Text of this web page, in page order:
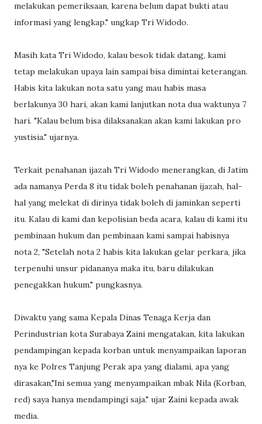
melakukan pemeriksaan, karena belum dapat bukti atau
informasi yang lengkap." ungkap Tri Widodo.
Masih kata Tri Widodo, kalau besok tidak datang, kami
tetap melakukan upaya lain sampai bisa dimintai keterangan.
Habis kita lakukan nota satu yang mau habis masa
berlakunya 30 hari, akan kami lanjutkan nota dua waktunya 7
hari. "Kalau belum bisa dilaksanakan akan kami lakukan pro
yustisia." ujarnya.
Terkait penahanan ijazah Tri Widodo menerangkan, di Jatim
ada namanya Perda 8 itu tidak boleh penahanan ijazah, hal-
hal yang melekat di dirinya tidak boleh di jaminkan seperti
itu. Kalau di kami dan kepolisian beda acara, kalau di kami itu
pembinaan hukum dan pembinaan kami sampai habisnya
nota 2, "Setelah nota 2 habis kita lakukan gelar perkara, jika
terpenuhi unsur pidananya maka itu, baru dilakukan
penegakkan hukum." pungkasnya.
Diwaktu yang sama Kepala Dinas Tenaga Kerja dan
Perindustrian kota Surabaya Zaini mengatakan, kita lakukan
pendampingan kepada korban untuk menyampaikan laporan
nya ke Polres Tanjung Perak apa yang dialami, apa yang
dirasakan,"Ini semua yang menyampaikan mbak Nila (Korban,
red) saya hanya mendampingi saja." ujar Zaini kepada awak
media.